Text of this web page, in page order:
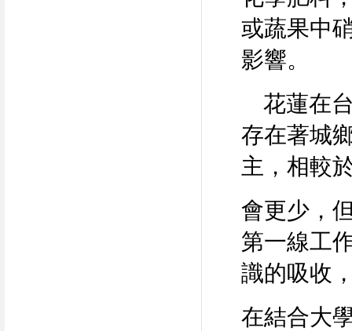
或蔬果中
影響。
花蓮在
存在著城
主，相較
會更少，
第一線工
識的吸收
在結合大